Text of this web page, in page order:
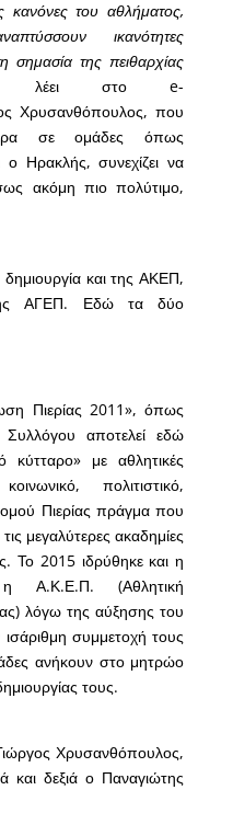
κανόνες του αθλήματος,
ικανότητες
σημασία της πειθαρχίας
λέει στο e-
Χρυσανθόπουλος, που
σε ομάδες όπως
Ηρακλής, συνεχίζει να
ακόμη πιο πολύτιμο,
και της ΑΚΕΠ,
της ΑΓΕΠ. Εδώ τα δύο
Πιερίας 2011», όπως
αποτελεί εδώ
κύτταρο» με αθλητικές
πολιτιστικό,
Πιερίας πράγμα που
μεγαλύτερες ακαδημίες
Το 2015 ιδρύθηκε και η
Α.Κ.Ε.Π. (Αθλητική
λόγω της αύξησης του
συμμετοχή τους
ανήκουν στο μητρώο
τους.
Χρυσανθόπουλος,
δεξιά ο Παναγιώτης